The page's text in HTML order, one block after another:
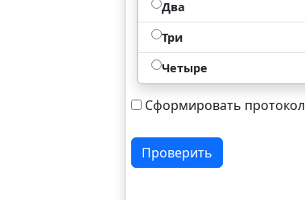
Два
Три
Четыре
Сформировать протокол
Проверить